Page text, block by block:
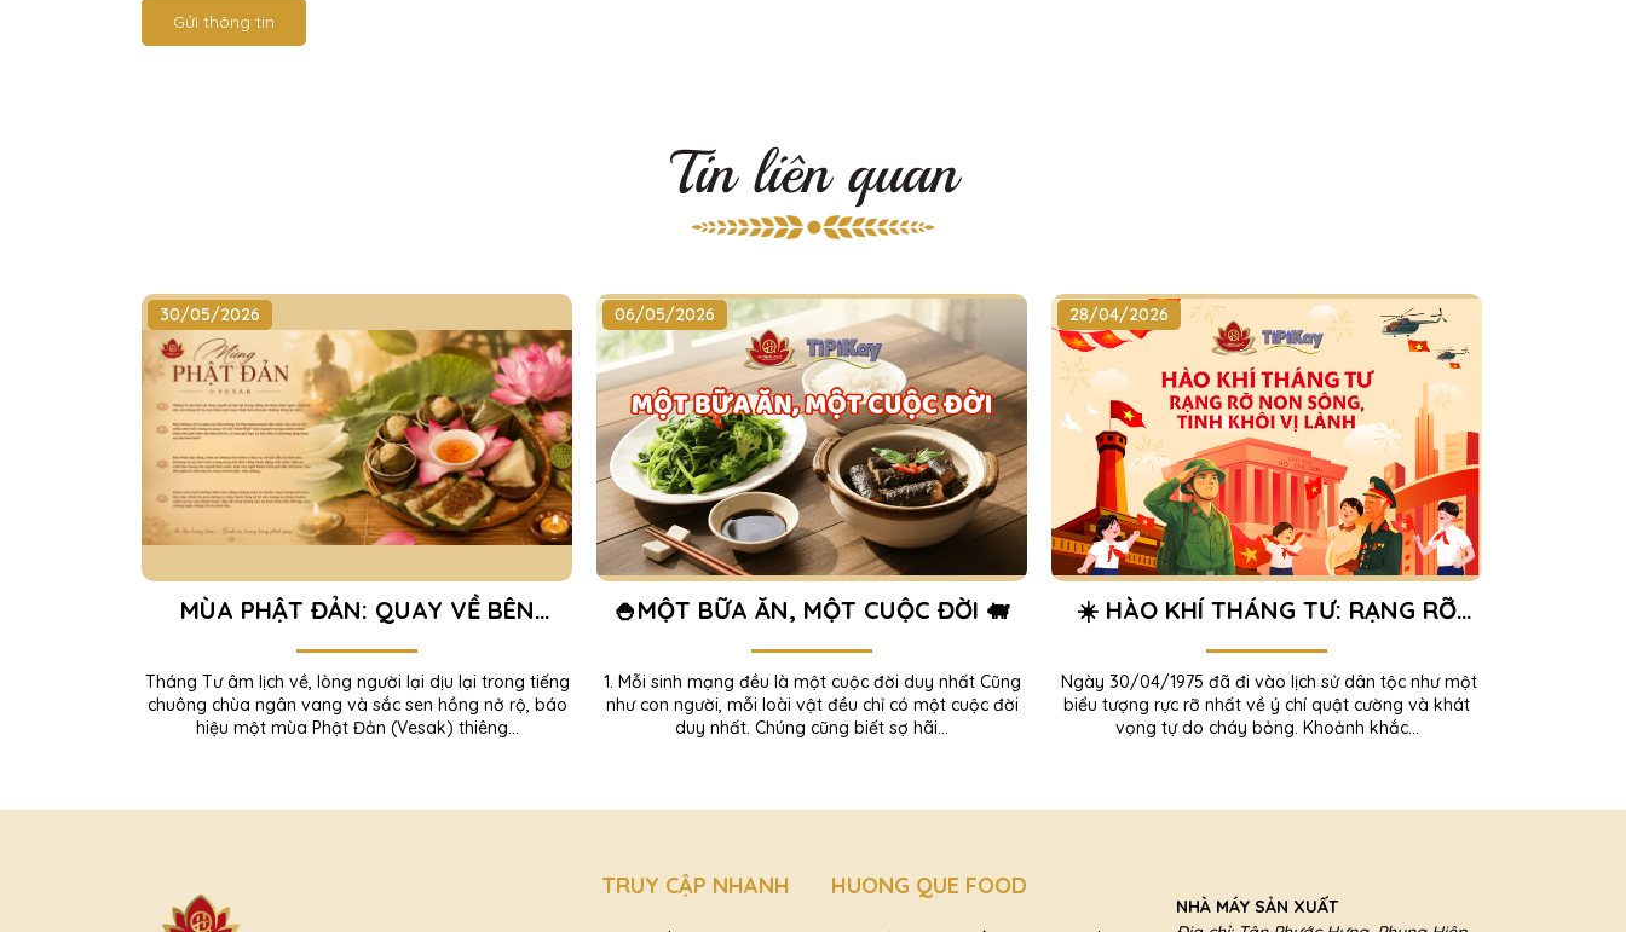
Gửi thông tin
Tin liên quan
30/05/2026
MÙA PHẬT ĐẢN: QUAY VỀ BÊN
TRONG – TÌM AN YÊN TRONG TỪNG
KHOẢNH KHẮC
Tháng Tư âm lịch về, lòng người lại dịu lại trong tiếng
chuông chùa ngân vang và sắc sen hồng nở rộ, báo
hiệu một mùa Phật Đản (Vesak) thiêng...
06/05/2026
🍚MỘT BỮA ĂN, MỘT CUỘC ĐỜI 🐖
1. Mỗi sinh mạng đều là một cuộc đời duy nhất Cũng
như con người, mỗi loài vật đều chỉ có một cuộc đời
duy nhất. Chúng cũng biết sợ hãi...
28/04/2026
☀️ HÀO KHÍ THÁNG TƯ: RẠNG RỠ
NON SÔNG, TINH KHÔI VỊ LÀNH ⭐
Ngày 30/04/1975 đã đi vào lịch sử dân tộc như một
biểu tượng rực rỡ nhất về ý chí quật cường và khát
vọng tự do cháy bỏng. Khoảnh khắc...
TRUY CẬP NHANH HUONG QUE FOOD
NHÀ MÁY SẢN XUẤT